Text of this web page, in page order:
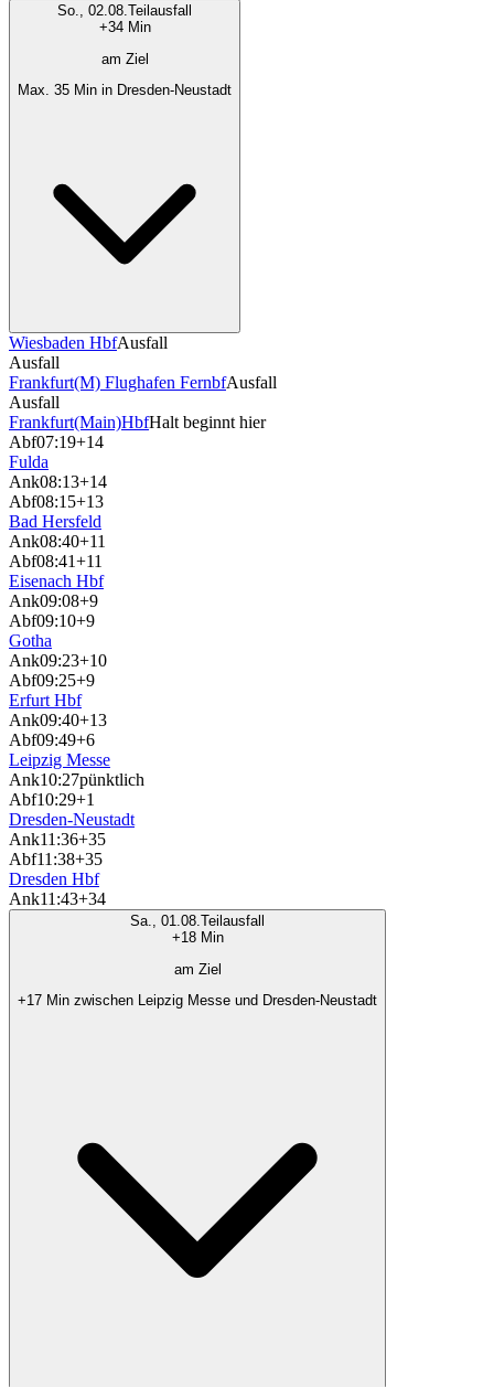
So., 02.08.Teilausfall
+34 Min
am Ziel
Max. 35 Min in Dresden-Neustadt
Wiesbaden HbfAusfall
Ausfall
Frankfurt(M) Flughafen FernbfAusfall
Ausfall
Frankfurt(Main)HbfHalt beginnt hier
Abf07:19+14
Fulda
Ank08:13+14
Abf08:15+13
Bad Hersfeld
Ank08:40+11
Abf08:41+11
Eisenach Hbf
Ank09:08+9
Abf09:10+9
Gotha
Ank09:23+10
Abf09:25+9
Erfurt Hbf
Ank09:40+13
Abf09:49+6
Leipzig Messe
Ank10:27pünktlich
Abf10:29+1
Dresden-Neustadt
Ank11:36+35
Abf11:38+35
Dresden Hbf
Ank11:43+34
Sa., 01.08.Teilausfall
+18 Min
am Ziel
+17 Min zwischen Leipzig Messe und Dresden-Neustadt